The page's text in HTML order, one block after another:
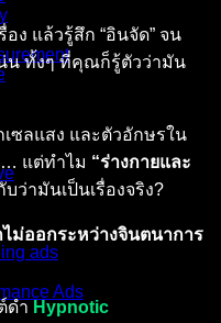
ads
Ads
ง แล้วรู้สึก “อินจัด” จน
น ทั้งๆ ที่คุณก็รู้ตัวว่ามัน
ซลแสง และตัวอักษรใน
แต่ทำไม “ร่างกายและ
ว่ามันเป็นเรื่องจริง?
ไม่ออกระหว่างจินตนาการ
ดำ Hypnotic